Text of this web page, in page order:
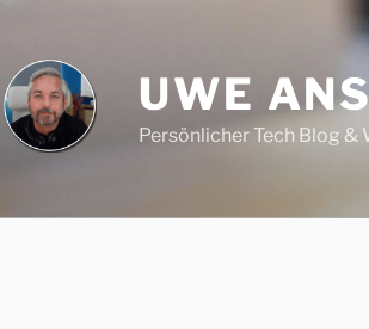
UWE
Persönlicher Tech Blog &